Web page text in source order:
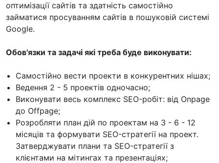
оптимізації сайтів та здатність самостійно
займатися просуванням сайтів в пошуковій системі
Google.
Обов'язки та задачі які треба буде виконувати:
Самостійно вести проекти в конкурентних нішах;
Ведення 2 - 5 проектів одночасно;
Виконувати весь комплекс SEO-робіт: від Onpage
до Offpage;
Розробляти план дій по проектам на 3 - 6 - 12
місяців та формувати SEO-стратегії на проект.
Затверджувати плани та SEO-стратегії з
клієнтами на мітингах та презентаціях;